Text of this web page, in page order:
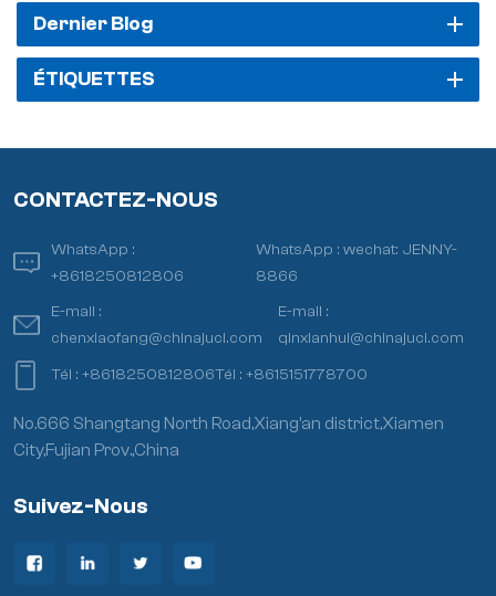
Dernier Blog
ÉTIQUETTES
CONTACTEZ-NOUS
WhatsApp :
+8618250812806
WhatsApp :wechat: JENNY-
8866
E-mail :
chenxiaofang@chinajuci.com
E-mail :
qinxianhui@chinajuci.com
Tél :+8618250812806Tél :+8615151778700
No.666 Shangtang North Road,Xiang’an district,Xiamen
City,Fujian Prov.,China
Suivez-Nous